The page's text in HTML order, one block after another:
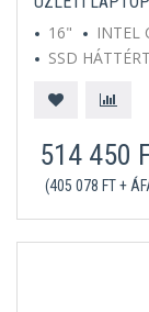
16"
INTEL
SSD
514 450
(405 078 FT +